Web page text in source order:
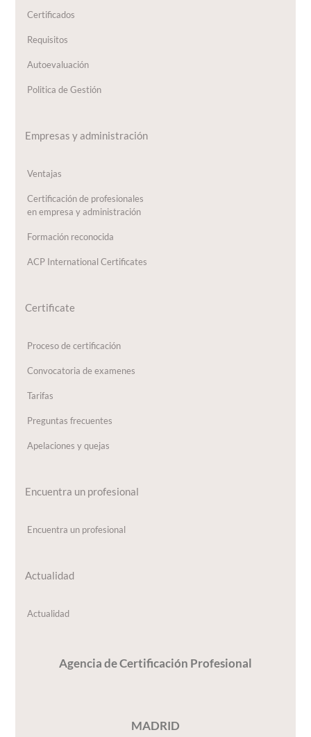
Certificados
Requisitos
Autoevaluación
Politica de Gestión
Empresas y administración
Ventajas
Certificación de profesionales
en empresa y administración
Formación reconocida
ACP International Certificates
Certificate
Proceso de certificación
Convocatoria de examenes
Tarifas
Preguntas frecuentes
Apelaciones y quejas
Encuentra un profesional
Encuentra un profesional
Actualidad
Actualidad
Agencia de Certificación Profesional
MADRID